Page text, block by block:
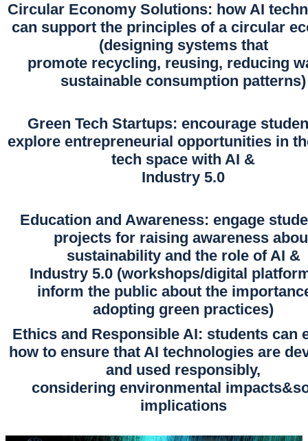
Circular Economy Solutions: how AI
can support the principles of a circular
(designing systems that
promote recycling, reusing, reducing
sustainable consumption patterns)
Green Tech Startups: encourage
explore entrepreneurial opportunities in
tech space with AI &
Industry 5.0
Education and Awareness: engage
projects for raising awareness
sustainability and the role of AI &
Industry 5.0 (workshops/digital
inform the public about the
adopting green practices)
Ethics and Responsible AI: students can
how to ensure that AI technologies are
and used responsibly,
considering environmental
implications